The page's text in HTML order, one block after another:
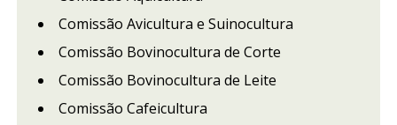
Comissão Avicultura e Suinocultura
Comissão Bovinocultura de Corte
Comissão Bovinocultura de Leite
Comissão Cafeicultura